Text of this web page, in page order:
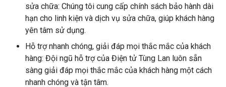
sửa chữa: Chúng tôi cung cấp chính sách bảo hành dài
hạn cho linh kiện và dịch vụ sửa chữa, giúp khách hàng
yên tâm sử dụng.
Hỗ trợ nhanh chóng, giải đáp mọi thắc mắc của khách
hàng: Đội ngũ hỗ trợ của Điện tử Tùng Lan luôn sẵn
sàng giải đáp mọi thắc mắc của khách hàng một cách
nhanh chóng và tận tâm.